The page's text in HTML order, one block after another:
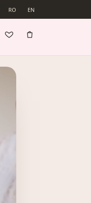
RO EN